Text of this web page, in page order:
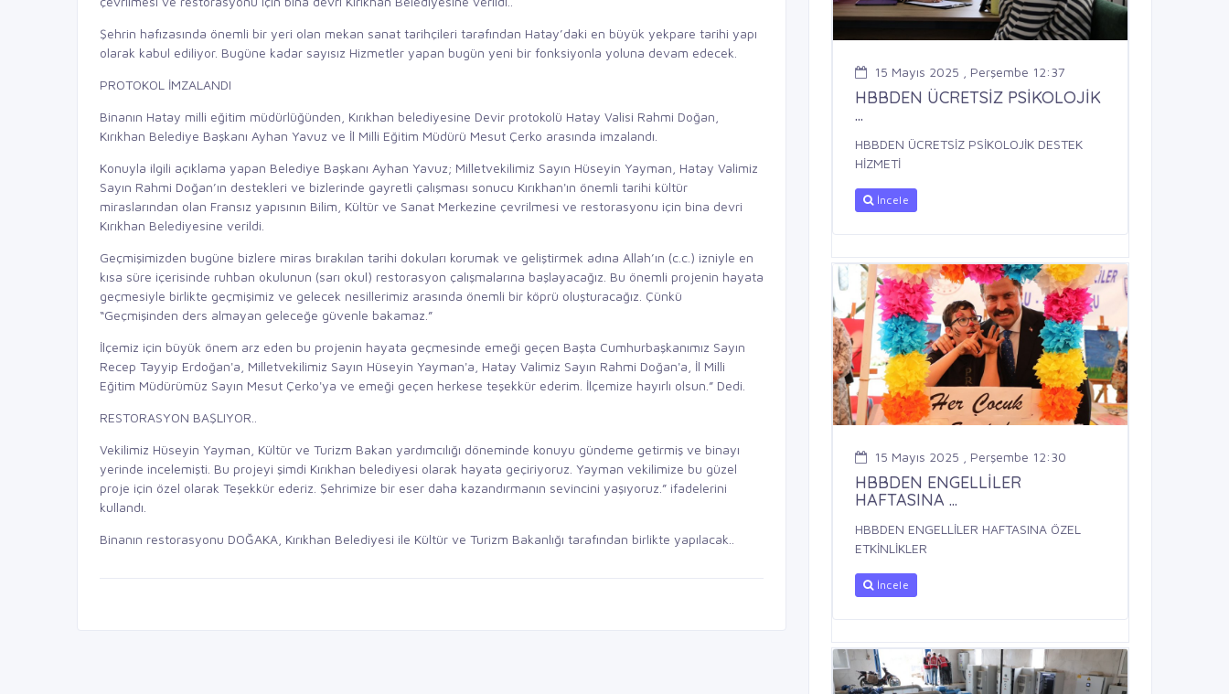
Şehrin hafızasında önemli bir yeri olan mekan sanat tarihçileri tarafından Hatay’daki en büyük yekpare tarihi yapı
olarak kabul ediliyor. Bugüne kadar sayısız Hizmetler yapan bugün yeni bir fonksiyonla yoluna devam edecek.
PROTOKOL İMZALANDI
Binanın Hatay milli eğitim müdürlüğünden, Kırıkhan belediyesine Devir protokolü Hatay Valisi Rahmi Doğan,
Kırıkhan Belediye Başkanı Ayhan Yavuz ve İl Milli Eğitim Müdürü Mesut Çerko arasında imzalandı.
Konuyla ilgili açıklama yapan Belediye Başkanı Ayhan Yavuz; Milletvekilimiz Sayın Hüseyin Yayman, Hatay Valimiz
Sayın Rahmi Doğan’ın destekleri ve bizlerinde gayretli çalışması sonucu Kırıkhan'ın önemli tarihi kültür
miraslarından olan Fransız yapısının Bilim, Kültür ve Sanat Merkezine çevrilmesi ve restorasyonu için bina devri
Kırıkhan Belediyesine verildi.
Geçmişimizden bugüne bizlere miras bırakılan tarihi dokuları korumak ve geliştirmek adına Allah’ın (c.c.) izniyle en
kısa süre içerisinde ruhban okulunun (sarı okul) restorasyon çalışmalarına başlayacağız. Bu önemli projenin hayata
geçmesiyle birlikte geçmişimiz ve gelecek nesillerimiz arasında önemli bir köprü oluşturacağız. Çünkü
“Geçmişinden ders almayan geleceğe güvenle bakamaz.”
İlçemiz için büyük önem arz eden bu projenin hayata geçmesinde emeği geçen Başta Cumhurbaşkanımız Sayın
Recep Tayyip Erdoğan'a, Milletvekilimiz Sayın Hüseyin Yayman'a, Hatay Valimiz Sayın Rahmi Doğan'a, İl Milli
Eğitim Müdürümüz Sayın Mesut Çerko'ya ve emeği geçen herkese teşekkür ederim. İlçemize hayırlı olsun.” Dedi.
RESTORASYON BAŞLIYOR..
Vekilimiz Hüseyin Yayman, Kültür ve Turizm Bakan yardımcılığı döneminde konuyu gündeme getirmiş ve binayı
yerinde incelemişti. Bu projeyi şimdi Kırıkhan belediyesi olarak hayata geçiriyoruz. Yayman vekilimize bu güzel
proje için özel olarak Teşekkür ederiz. Şehrimize bir eser daha kazandırmanın sevincini yaşıyoruz.” ifadelerini
kullandı.
Binanın restorasyonu DOĞAKA, Kırıkhan Belediyesi ile Kültür ve Turizm Bakanlığı tarafından birlikte yapılacak..
15 Mayıs 2025 , Perşembe 12:37
HBBDEN ÜCRETSİZ PSİKOLOJİK
...
HBBDEN ÜCRETSİZ PSİKOLOJİK DESTEK
HİZMETİ
İncele
15 Mayıs 2025 , Perşembe 12:30
HBBDEN ENGELLİLER
HAFTASINA ...
HBBDEN ENGELLİLER HAFTASINA ÖZEL
ETKİNLİKLER
İncele